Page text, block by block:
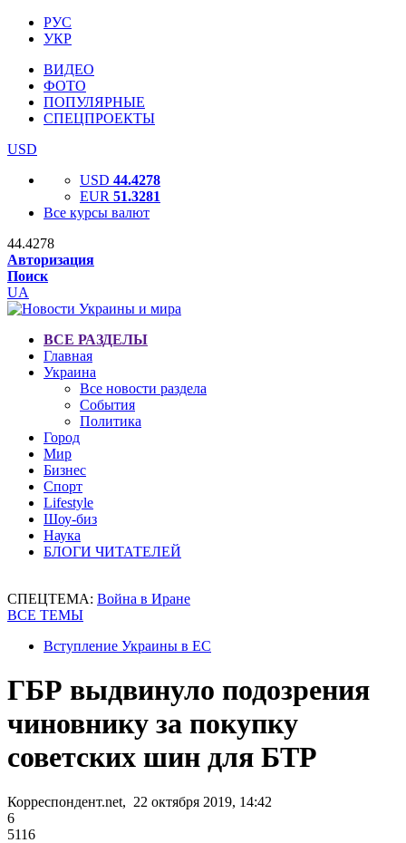
РУС
УКР
ВИДЕО
ФОТО
ПОПУЛЯРНЫЕ
СПЕЦПРОЕКТЫ
USD
USD 44.4278
EUR 51.3281
Все курсы валют
44.4278
Авторизация
Поиск
UA
ВСЕ РАЗДЕЛЫ
Главная
Украина
Все новости раздела
События
Политика
Город
Мир
Бизнес
Спорт
Lifestyle
Шоу-биз
Наука
БЛОГИ ЧИТАТЕЛЕЙ
СПЕЦТЕМА: Война в Иране
ВСЕ ТЕМЫ
Вступление Украины в ЕС
ГБР выдвинуло подозрения
чиновнику за покупку
советских шин для БТР
Корреспондент.net, 22 октября 2019, 14:42
6
5116